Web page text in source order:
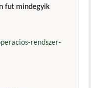
fut mindegyik
rendszer-
hivatkozás)